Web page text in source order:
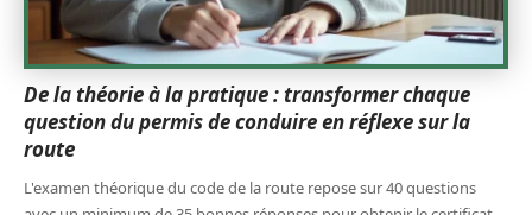
De la théorie à la pratique : transformer chaque
question du permis de conduire en réflexe sur la
route
L'examen théorique du code de la route repose sur 40 questions